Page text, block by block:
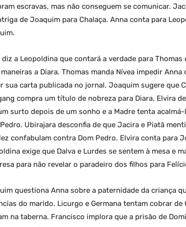
escravas, mas não conseguem se comunicar.
de Joaquim para Chalaça. Anna conta para
diz a Leopoldina que contará a verdade para
a Diara. Thomas manda Nívea impedir
sua carta publicada no jornal. Joaquim sugere que
compra um título de nobreza para Diara. Elvira
surto depois de um sonho e a Madre tenta
Ubirajara desconfia de que Jacira e Piatã
confabulam contra Dom Pedro. Elvira conta para
exige que Dalva e Lurdes se sentem à mesa e
para não revelar o paradeiro dos filhos para
questiona Anna sobre a paternidade da criança
do marido. Licurgo e Germana tentam cobrar de
na taberna. Francisco implora que a prisão de